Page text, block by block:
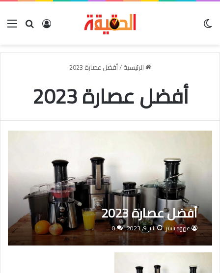
بحث عنتسجيل
الرئيسية/أفضل عصارة 2023
أفضل عصارة 2023
أفضل عصارة 2023
عهود ياسر يناير 9, 2023 0